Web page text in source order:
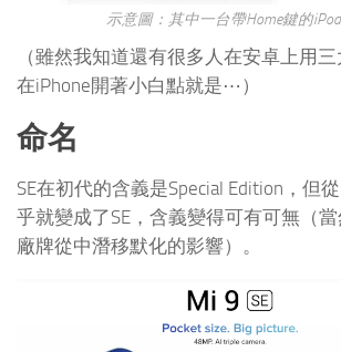
示意圖：其中一台帶Home鍵的
（雖然我知道還有很多人在安卓上用
在iPhone開著小白點就是⋯）
命名
SE在初代的含義是Special Edition，但
乎就變成了SE，含義變得可有可無（
廠牌從中潛移默化的影響）。